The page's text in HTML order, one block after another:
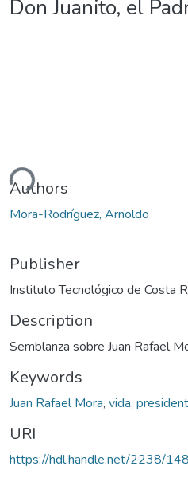
Don Juanito, el
Authors
Mora-Rodríguez, Arnoldo
Publisher
Instituto Tecnológico de Costa
Description
Semblanza sobre Juan Rafael
Keywords
Juan Rafael Mora, vida,
URI
https://hdl.handle.net/2238/